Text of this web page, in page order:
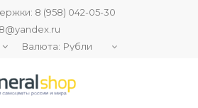
8 (958) 042-05-30
Валюта: